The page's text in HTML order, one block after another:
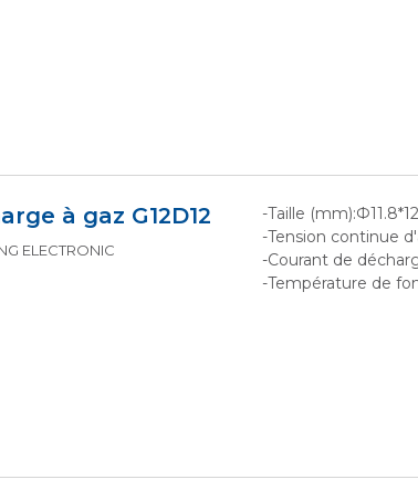
à gaz G12D12
ELECTRONIC
-Taille (mm):Ф11.8*12
-Tension continue
-Courant de
-Température de